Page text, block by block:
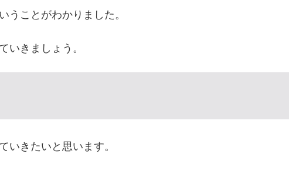
うことがわかりました。
いきましょう。
いきたいと思います。